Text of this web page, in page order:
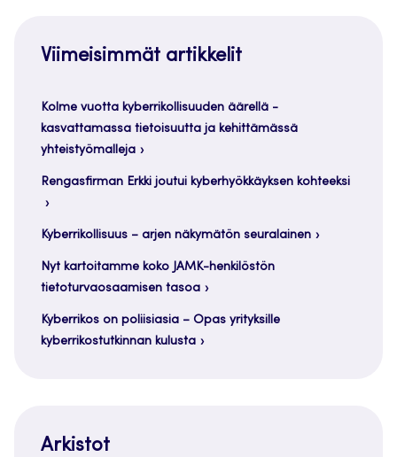
Viimeisimmät artikkelit
Kolme vuotta kyberrikollisuuden äärellä -
kasvattamassa tietoisuutta ja kehittämässä
yhteistyömalleja
Rengasfirman Erkki joutui kyberhyökkäyksen kohteeksi
Kyberrikollisuus – arjen näkymätön seuralainen
Nyt kartoitamme koko JAMK-henkilöstön
tietoturvaosaamisen tasoa
Kyberrikos on poliisiasia – Opas yrityksille
kyberrikostutkinnan kulusta
Arkistot